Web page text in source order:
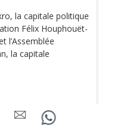
la capitale politique
Félix Houphouët-
l’Assemblée
la capitale